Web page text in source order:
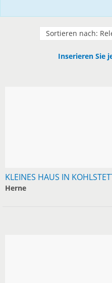
Sortieren
Inserieren Sie
Herne